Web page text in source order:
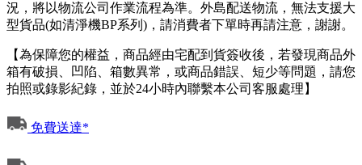
況，將以物流公司作業流程為準。外島配送物流，無法支援大
型貨品(如清淨機BP系列)，請消費者下單時再請注意，謝謝。
【為保障您的權益，商品經由宅配到貨簽收後，若發現商品外
箱有破損、凹陷、箱數異常，或商品錯誤、短少等問題，請您
拍照或錄影紀錄，並於24小時內聯繫本公司客服處理】
免費送達*